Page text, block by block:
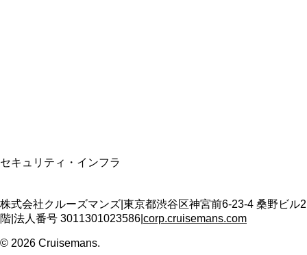
セキュリティ・インフラ
株式会社クルーズマンズ 東京都渋谷区神宮前6-23-4 桑野ビル2
階 法人番号 3011301023586 corp.cruisemans.com
© 2026 Cruisemans.